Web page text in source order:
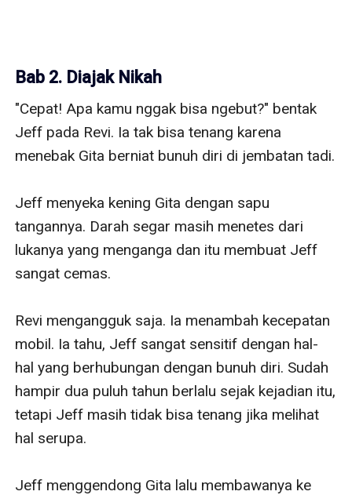
Bab 2. Diajak Nikah
"Cepat! Apa kamu nggak bisa ngebut?" bentak
Jeff pada Revi. Ia tak bisa tenang karena
menebak Gita berniat bunuh diri di jembatan tadi.
Jeff menyeka kening Gita dengan sapu
tangannya. Darah segar masih menetes dari
lukanya yang menganga dan itu membuat Jeff
sangat cemas.
Revi mengangguk saja. Ia menambah kecepatan
mobil. Ia tahu, Jeff sangat sensitif dengan hal-
hal yang berhubungan dengan bunuh diri. Sudah
hampir dua puluh tahun berlalu sejak kejadian itu,
tetapi Jeff masih tidak bisa tenang jika melihat
hal serupa.
Jeff menggendong Gita lalu membawanya ke